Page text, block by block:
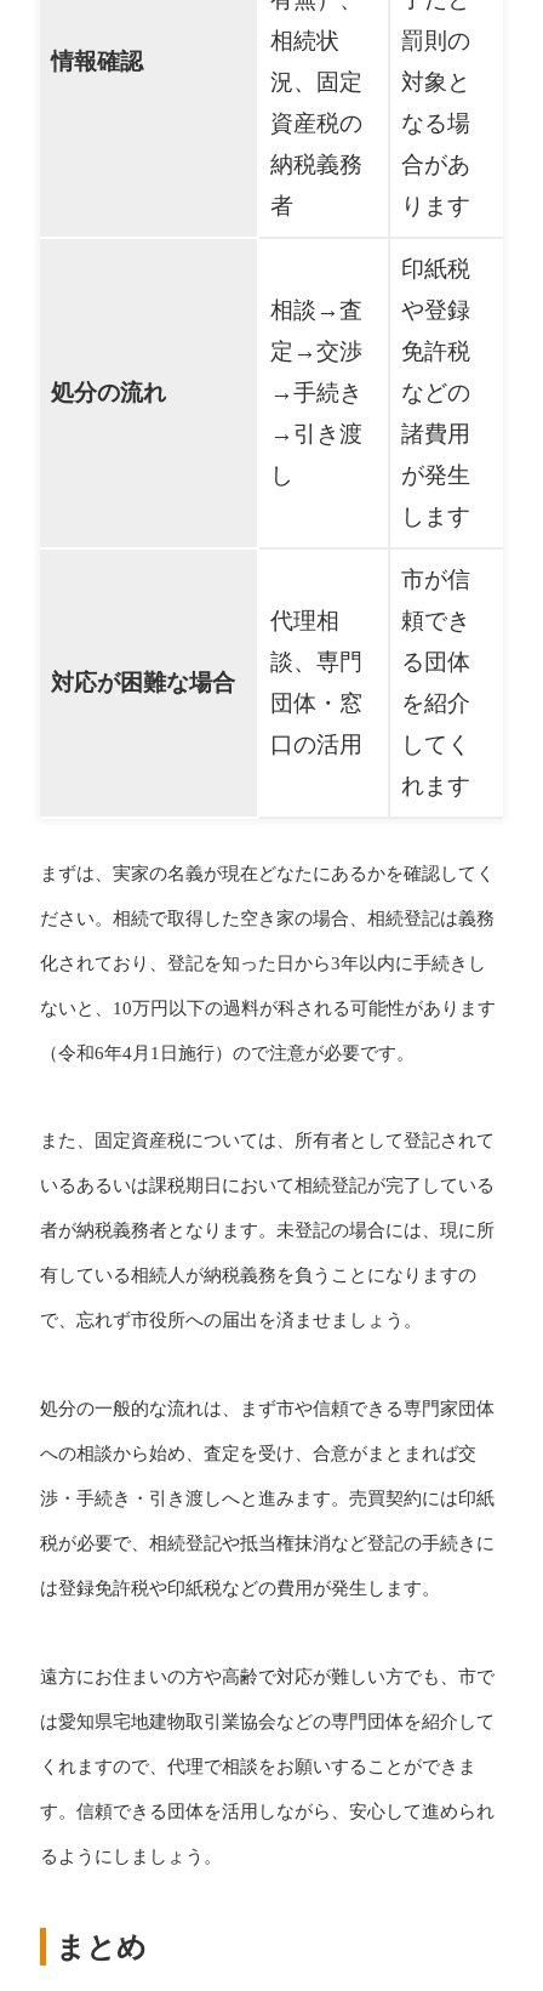
情報確認
相続状
況、固定
資産税の
納税義務
者
罰則の
対象と
なる場
合があ
ります
処分の流れ
相談→査
定→交渉
→手続き
→引き渡
し
印紙税
や登録
免許税
などの
諸費用
が発生
します
対応が困難な場合
代理相
談、専門
団体・窓
口の活用
市が信
頼でき
る団体
を紹介
してく
れます
まずは、実家の名義が現在どなたにあるかを確認してく
ださい。相続で取得した空き家の場合、相続登記は義務
化されており、登記を知った日から3年以内に手続きし
ないと、10万円以下の過料が科される可能性があります
（令和6年4月1日施行）ので注意が必要です。
また、固定資産税については、所有者として登記されて
いるあるいは課税期日において相続登記が完了している
者が納税義務者となります。未登記の場合には、現に所
有している相続人が納税義務を負うことになりますの
で、忘れず市役所への届出を済ませましょう。
処分の一般的な流れは、まず市や信頼できる専門家団体
への相談から始め、査定を受け、合意がまとまれば交
渉・手続き・引き渡しへと進みます。売買契約には印紙
税が必要で、相続登記や抵当権抹消など登記の手続きに
は登録免許税や印紙税などの費用が発生します。
遠方にお住まいの方や高齢で対応が難しい方でも、市で
は愛知県宅地建物取引業協会などの専門団体を紹介して
くれますので、代理で相談をお願いすることができま
す。信頼できる団体を活用しながら、安心して進められ
るようにしましょう。
まとめ